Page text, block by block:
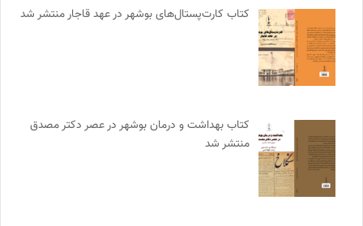
کتاب کارت‌پستال‌های بوشهر در عهد قاجار منتشر شد
کتاب بهداشت و درمان بوشهر در عصر دکتر مصدق
منتشر شد